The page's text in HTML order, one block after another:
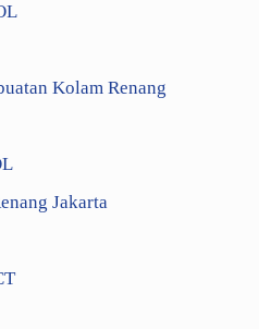
Kolam Renang
Jakarta